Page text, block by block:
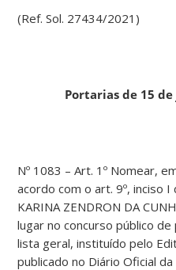
(Ref. Sol. 27434/2021)
Portarias de 15
Nº 1083 – Art. 1º Nomear,
acordo com o art. 9º, inciso I
KARINA ZENDRON DA
lugar no concurso público
lista geral, instituído pelo
publicado no Diário Oficial